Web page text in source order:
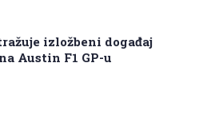
izložbeni događaj
Austin F1 GP-u